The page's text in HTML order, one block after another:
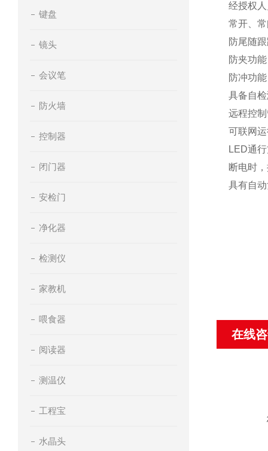
键盘
镜头
会议笔
防火墙
控制器
闭门器
安检门
净化器
检测仪
家教机
喂食器
阅读器
测温仪
工程宝
水晶头
经授权
常开、
防尾随
防夹功
防冲功
具备自
远程控
可联网
LED通
断电时
具有自
在线